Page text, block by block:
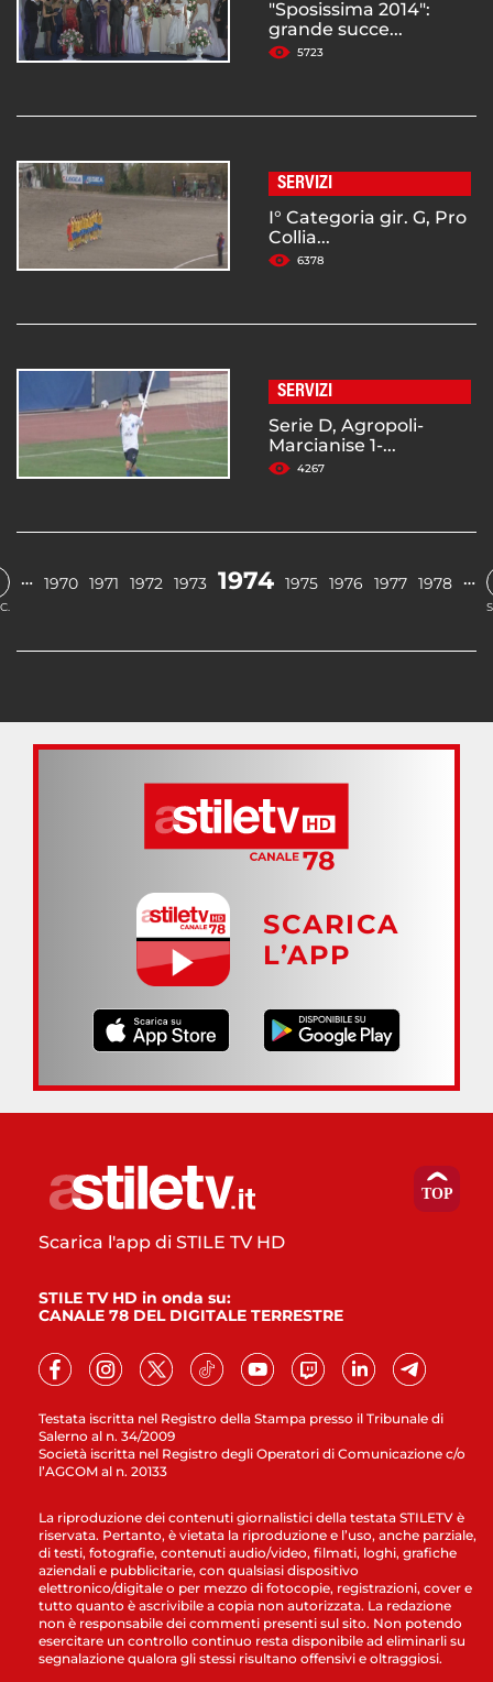
"Sposissima 2014":
grande succe...
5723
SERVIZI
I° Categoria gir. G, Pro
Collia...
6378
SERVIZI
Serie D, Agropoli-
Marcianise 1-...
4267
… 1970 1971 1972 1973 1974 1975 1976 1977 1978 …
SCARICA
L’APP
Testata iscritta nel Registro della Stampa presso il Tribunale di
Salerno al n. 34/2009
Società iscritta nel Registro degli Operatori di Comunicazione c/o
l’AGCOM al n. 20133
Scarica l'app di STILE TV HD
STILE TV HD in onda su:
CANALE 78 DEL DIGITALE TERRESTRE
La riproduzione dei contenuti giornalistici della testata STILETV è
riservata. Pertanto, è vietata la riproduzione e l’uso, anche parziale,
di testi, fotografie, contenuti audio/video, filmati, loghi, grafiche
aziendali e pubblicitarie, con qualsiasi dispositivo
elettronico/digitale o per mezzo di fotocopie, registrazioni, cover e
tutto quanto è ascrivibile a copia non autorizzata. La redazione
non è responsabile dei commenti presenti sul sito. Non potendo
esercitare un controllo continuo resta disponibile ad eliminarli su
segnalazione qualora gli stessi risultano offensivi e oltraggiosi.